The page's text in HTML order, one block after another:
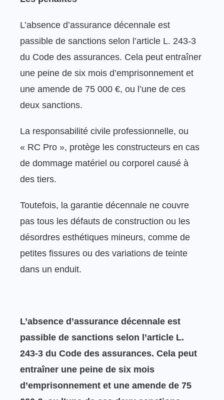
L’absence d’assurance décennale est
passible de sanctions selon l’article L. 243-3
du Code des assurances. Cela peut entraîner
une peine de six mois d’emprisonnement et
une amende de 75 000 €, ou l’une de ces
deux sanctions.
La responsabilité civile professionnelle, ou
« RC Pro », protège les constructeurs en cas
de dommage matériel ou corporel causé à
des tiers.
Toutefois, la garantie décennale ne couvre
pas tous les défauts de construction ou les
désordres esthétiques mineurs, comme de
petites fissures ou des variations de teinte
dans un enduit.
L’absence d’assurance décennale est
passible de sanctions selon l’article L.
243-3 du Code des assurances. Cela peut
entraîner une peine de six mois
d’emprisonnement et une amende de 75